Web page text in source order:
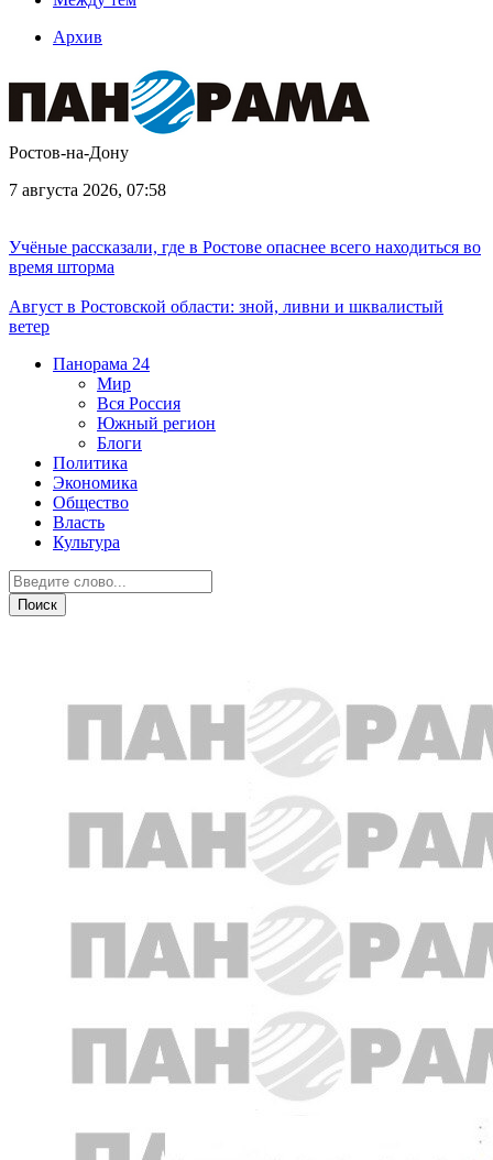
Архив
Ростов-на-Дону
7 августа 2026, 07:58
Учёные рассказали, где в Ростове опаснее всего находиться во
время шторма
Август в Ростовской области: зной, ливни и шквалистый
ветер
Панорама 24
Мир
Вся Россия
Южный регион
Блоги
Политика
Экономика
Общество
Власть
Культура